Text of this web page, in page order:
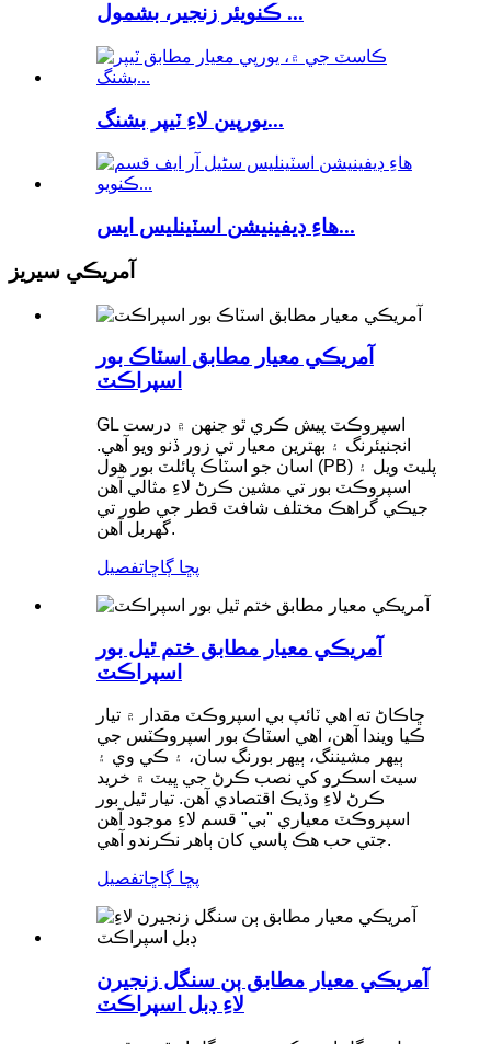
ڪنويئر زنجير، بشمول ...
يورپين لاءِ ٽيپر بشنگ...
هاءِ ڊيفينيشن اسٽينلیس ايس...
آمريڪي سيريز
آمريڪي معيار مطابق اسٽاڪ بور
اسپراڪٽ
GL اسپروڪٽ پيش ڪري ٿو جنهن ۾ درست
انجنيئرنگ ۽ بهترين معيار تي زور ڏنو ويو آهي.
اسان جو اسٽاڪ پائلٽ بور هول (PB) پليٽ ويل ۽
اسپروڪٽ بور تي مشين ڪرڻ لاءِ مثالي آهن
جيڪي گراهڪ مختلف شافٽ قطر جي طور تي
گهربل آهن.
پڇا ڳاڇاتفصيل
آمريڪي معيار مطابق ختم ٿيل بور
اسپراڪٽ
ڇاڪاڻ ته اهي ٽائپ بي اسپروڪٽ مقدار ۾ تيار
ڪيا ويندا آهن، اهي اسٽاڪ بور اسپروڪٽس جي
ٻيهر مشيننگ، ٻيهر بورنگ سان، ۽ ڪي وي ۽
سيٽ اسڪرو کي نصب ڪرڻ جي ڀيٽ ۾ خريد
ڪرڻ لاءِ وڌيڪ اقتصادي آهن. تيار ٿيل بور
اسپروڪٽ معياري "بي" قسم لاءِ موجود آهن
جتي حب هڪ پاسي کان ٻاهر نڪرندو آهي.
پڇا ڳاڇاتفصيل
آمريڪي معيار مطابق ٻن سنگل زنجيرن
لاءِ ڊبل اسپراڪٽ